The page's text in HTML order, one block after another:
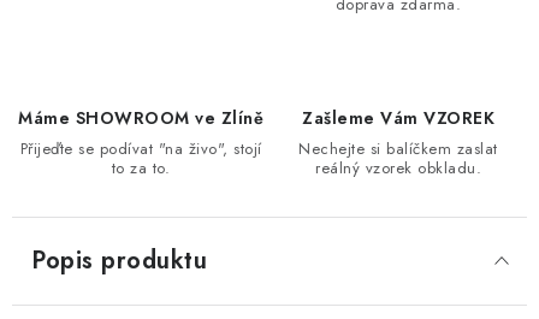
Máme SHOWROOM ve Zlíně
Přijeďte se podívat "na živo", stojí
to za to.
Zašleme Vám VZOREK
Nechejte si balíčkem zaslat
reálný vzorek obkladu.
Popis produktu